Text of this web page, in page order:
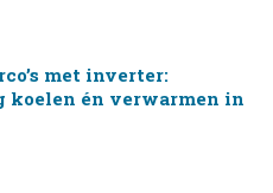
met inverter:
koelen én verwarmen in